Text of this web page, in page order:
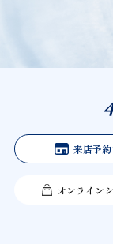
来店予約
オンライン